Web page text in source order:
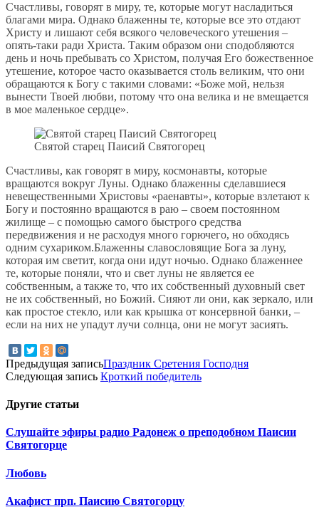
Счастливы, говорят в миру, те, которые могут насладиться
благами мира. Однако блаженны те, которые все это отдают
Христу и лишают себя всякого человеческого утешения –
опять-таки ради Христа. Таким образом они сподобляются
день и ночь пребывать со Христом, получая Его божественное
утешение, которое часто оказывается столь великим, что они
обращаются к Богу с такими словами: «Боже мой, нельзя
вынести Твоей любви, потому что она велика и не вмещается
в мое маленькое сердце».
Святой старец Паисий Святогорец
Счастливы, как говорят в миру, космонавты, которые
вращаются вокруг Луны. Однако блаженны сделавшиеся
невещественными Христовы «раенавты», которые взлетают к
Богу и постоянно вращаются в раю – своем постоянном
жилище – с помощью самого быстрого средства
передвижения и не расходуя много горючего, но обходясь
одним сухариком.Блаженны славословящие Бога за луну,
которая им светит, когда они идут ночью. Однако блаженнее
те, которые поняли, что и свет луны не является ее
собственным, а также то, что их собственный духовный свет
не их собственный, но Божий. Сияют ли они, как зеркало, или
как простое стекло, или как крышка от консервной банки, –
если на них не упадут лучи солнца, они не могут засиять.
Предыдущая записьПраздник Сретения Господня
Следующая запись Кроткий победитель
Другие статьи
Слушайте эфиры радио Радонеж о преподобном Паисии
Святогорце
Любовь
Акафист прп. Паисию Святогорцу